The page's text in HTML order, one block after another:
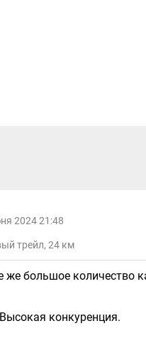
2024 21:48
трейл, 24 км
же большое количество
конкуренция.